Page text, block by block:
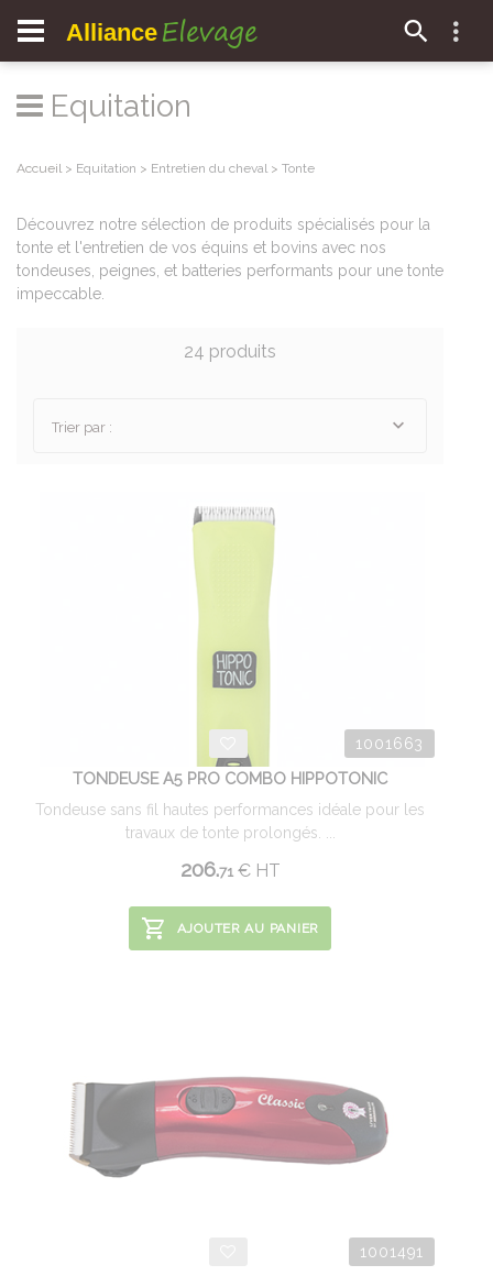
Alliance Elevage
Equitation
Accueil > Equitation > Entretien du cheval > Tonte
Découvrez notre sélection de produits spécialisés pour la
tonte et l'entretien de vos équins et bovins avec nos
tondeuses, peignes, et batteries performants pour une tonte
impeccable.
24 produits
Trier par :
1001663
TONDEUSE A5 PRO COMBO HIPPOTONIC
Tondeuse sans fil hautes performances idéale pour les
travaux de tonte prolongés. ...
206.71 €HT
AJOUTER AU PANIER
1001491